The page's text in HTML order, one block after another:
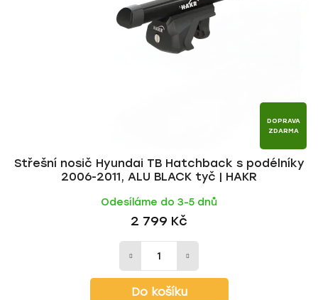
DOPRAVA
ZDARMA
Střešní nosič Hyundai TB Hatchback s podélníky
2006-2011, ALU BLACK tyč | HAKR
Odesíláme do 3-5 dnů
2 799 Kč
Do košíku